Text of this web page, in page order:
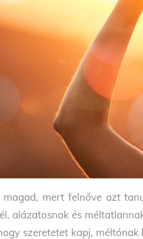
magad, mert felnőve azt
alázatosnak és
szeretetet kapj,